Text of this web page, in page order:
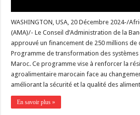
WASHINGTON, USA, 20 Décembre 2024-/
(AMA)/- Le Conseil d’Administration de la
approuvé un financement de 250 millions de
Programme de transformation des
Maroc. Ce programme vise à renforcer la
agroalimentaire marocain face au
améliorant la sécurité et la qualité des
En savoir plus »